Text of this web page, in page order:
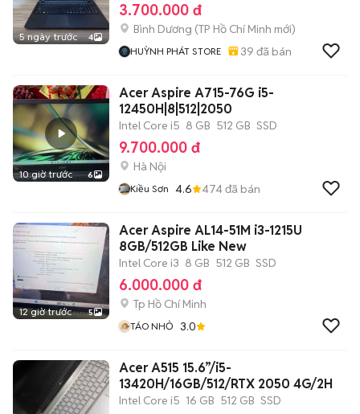
5 ngày trước 4
3.700.000 đ
Bình Dương (TP Hồ Chí Minh mới)
HUỲNH PHÁT STORE 39 đã bán
10 giờ trước 6
Acer Aspire A715-76G i5-
12450H|8|512|2050
Intel Core i5 8 GB 512 GB SSD
9.700.000 đ
Hà Nội
Kiều Sơn 4.6 474đã bán
12 giờ trước 5
Acer Aspire AL14-51M i3-1215U
8GB/512GB Like New
Intel Core i3 8 GB 512 GB SSD
6.000.000 đ
Tp Hồ Chí Minh
TÁO NHỎ 3.0
Acer A515 15.6”/i5-
13420H/16GB/512/RTX 2050 4G/2H
Intel Core i5 16 GB 512 GB SSD